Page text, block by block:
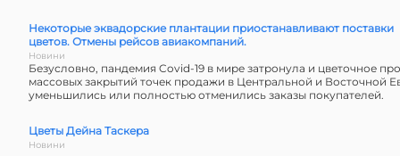
Некоторые эквадорские плантации приостанавливают поставки
цветов. Отмены рейсов авиакомпаний.
Новини
Безусловно, пандемия Covid-19 в мире затронула и цветочное
массовых закрытий точек продажи в Центральной и Восточной
уменьшились или полностью отменились заказы покупателей.
Цветы Дейна Таскера
Новини